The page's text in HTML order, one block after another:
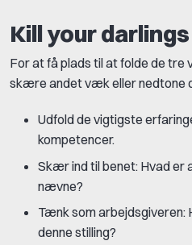
Kill your darlings
For at få plads til at folde de tre
skære andet væk eller nedtone
Udfold de vigtigste
kompetencer.
Skær ind til benet: Hvad er
nævne?
Tænk som
denne stilling?